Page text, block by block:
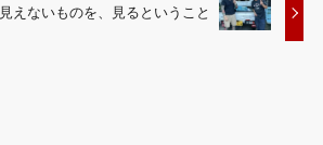
見えないものを、見るということ